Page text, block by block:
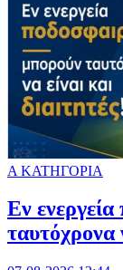
Α ΚΑΤΗΓΟΡΙΑ
Εν
ταυτόχρονα